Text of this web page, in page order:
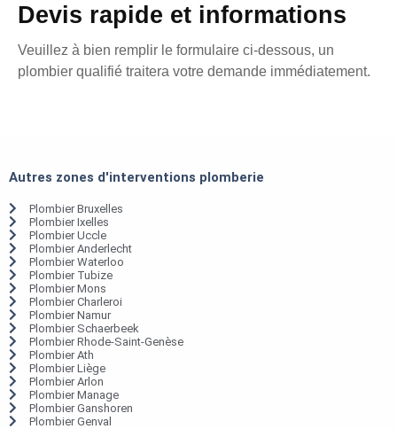
Devis rapide et informations
Veuillez à bien remplir le formulaire ci-dessous, un
plombier qualifié traitera votre demande immédiatement.
Autres zones d'interventions plomberie
Plombier Bruxelles
Plombier Ixelles
Plombier Uccle
Plombier Anderlecht
Plombier Waterloo
Plombier Tubize
Plombier Mons
Plombier Charleroi
Plombier Namur
Plombier Schaerbeek
Plombier Rhode-Saint-Genèse
Plombier Ath
Plombier Liège
Plombier Arlon
Plombier Manage
Plombier Ganshoren
Plombier Genval